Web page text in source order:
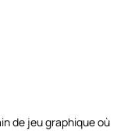
de jeu graphique où